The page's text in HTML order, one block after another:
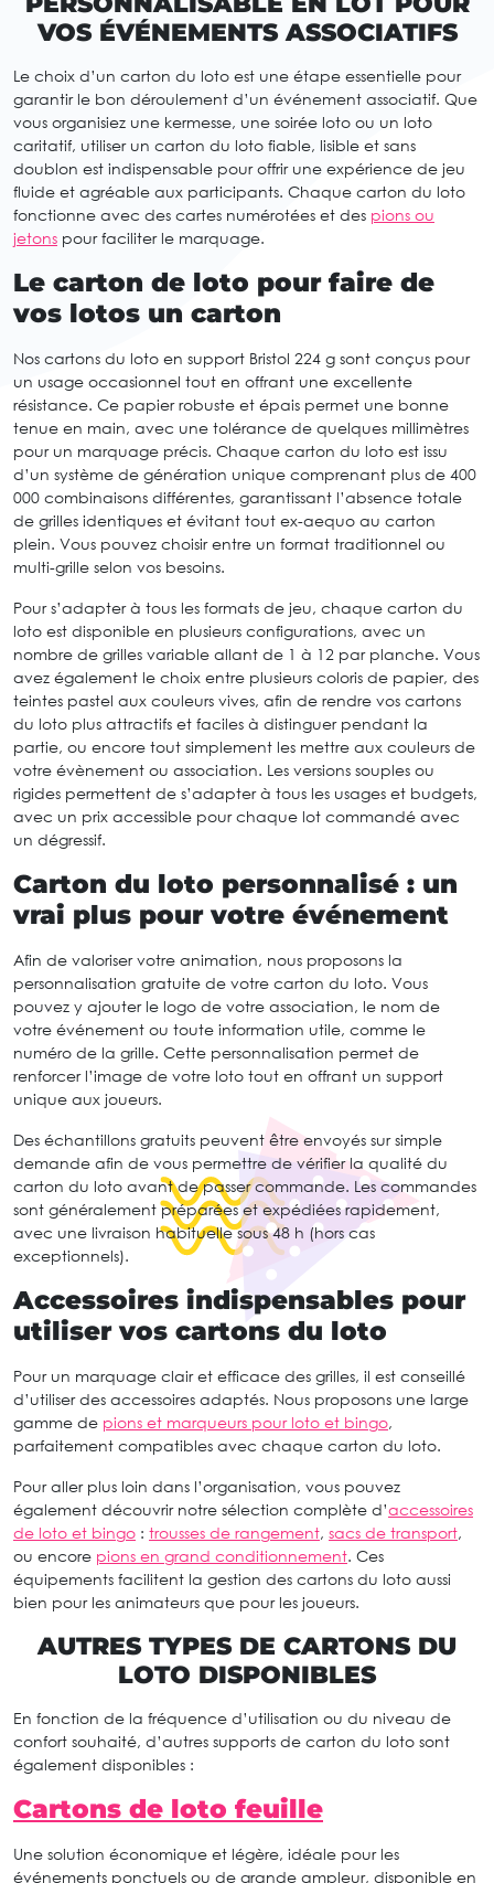
VOS ÉVÉNEMENTS ASSOCIATIFS
Le choix d’un carton du loto est une étape essentielle pour
garantir le bon déroulement d’un événement associatif. Que
vous organisiez une kermesse, une soirée loto ou un loto
caritatif, utiliser un carton du loto fiable, lisible et sans
doublon est indispensable pour offrir une expérience de jeu
fluide et agréable aux participants. Chaque carton du loto
fonctionne avec des cartes numérotées et des pions ou
jetons pour faciliter le marquage.
Le carton de loto pour faire de
vos lotos un carton
Nos cartons du loto en support Bristol 224 g sont conçus pour
un usage occasionnel tout en offrant une excellente
résistance. Ce papier robuste et épais permet une bonne
tenue en main, avec une tolérance de quelques millimètres
pour un marquage précis. Chaque carton du loto est issu
d’un système de génération unique comprenant plus de 400
000 combinaisons différentes, garantissant l’absence totale
de grilles identiques et évitant tout ex-aequo au carton
plein. Vous pouvez choisir entre un format traditionnel ou
multi-grille selon vos besoins.
Pour s’adapter à tous les formats de jeu, chaque carton du
loto est disponible en plusieurs configurations, avec un
nombre de grilles variable allant de 1 à 12 par planche. Vous
avez également le choix entre plusieurs coloris de papier, des
teintes pastel aux couleurs vives, afin de rendre vos cartons
du loto plus attractifs et faciles à distinguer pendant la
partie, ou encore tout simplement les mettre aux couleurs de
votre évènement ou association. Les versions souples ou
rigides permettent de s’adapter à tous les usages et budgets,
avec un prix accessible pour chaque lot commandé avec
un dégressif.
Carton du loto personnalisé : un
vrai plus pour votre événement
Afin de valoriser votre animation, nous proposons la
personnalisation gratuite de votre carton du loto. Vous
pouvez y ajouter le logo de votre association, le nom de
votre événement ou toute information utile, comme le
numéro de la grille. Cette personnalisation permet de
renforcer l’image de votre loto tout en offrant un support
unique aux joueurs.
Des échantillons gratuits peuvent être envoyés sur simple
demande afin de vous permettre de vérifier la qualité du
carton du loto avant de passer commande. Les commandes
sont généralement préparées et expédiées rapidement,
avec une livraison habituelle sous 48 h (hors cas
exceptionnels).
Accessoires indispensables pour
utiliser vos cartons du loto
Pour un marquage clair et efficace des grilles, il est conseillé
d’utiliser des accessoires adaptés. Nous proposons une large
gamme de pions et marqueurs pour loto et bingo,
parfaitement compatibles avec chaque carton du loto.
Pour aller plus loin dans l’organisation, vous pouvez
également découvrir notre sélection complète d’accessoires
de loto et bingo : trousses de rangement, sacs de transport,
ou encore pions en grand conditionnement. Ces
équipements facilitent la gestion des cartons du loto aussi
bien pour les animateurs que pour les joueurs.
AUTRES TYPES DE CARTONS DU
LOTO DISPONIBLES
En fonction de la fréquence d’utilisation ou du niveau de
confort souhaité, d’autres supports de carton du loto sont
également disponibles :
Cartons de loto feuille
Une solution économique et légère, idéale pour les
événements ponctuels ou de grande ampleur, disponible en